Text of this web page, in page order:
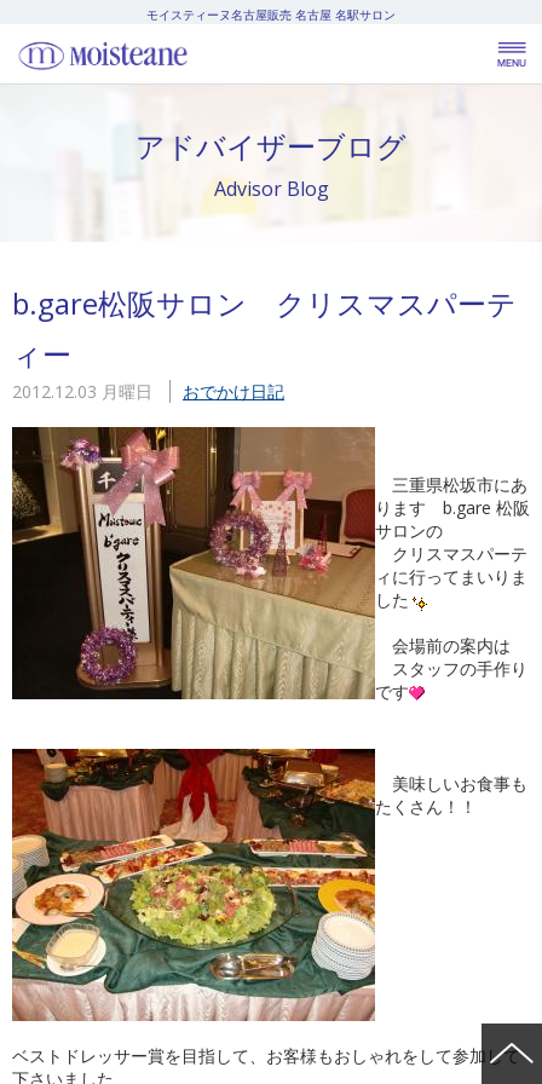
モイスティーヌ名古屋販売 名古屋 名駅サロン
アドバイザーブログ
Advisor Blog
b.gare松阪サロン クリスマスパーテ
ィー
2012.12.03 月曜日 おでかけ日記
三重県松坂市にあ
ります b.gare 松阪
サロンの
クリスマスパーテ
ィに行ってまいりま
した
会場前の案内は
スタッフの手作り
です
美味しいお食事も
たくさん！！
ベストドレッサー賞を目指して、お客様もおしゃれをして参加して
下さいました